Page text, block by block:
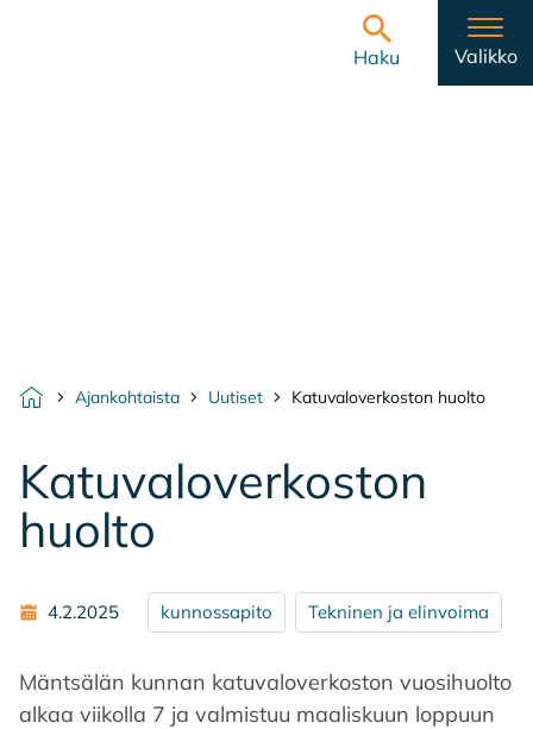
Haku
Valikko
Etusivu
Ajankohtaista Uutiset Katuvaloverkoston huolto
Ka­tu­va­lo­ver­kos­ton
huol­to
4.2.2025 kunnossapito Tekninen ja elinvoima
Mäntsälän kunnan katuvaloverkoston vuosihuolto
alkaa viikolla 7 ja valmistuu maaliskuun loppuun